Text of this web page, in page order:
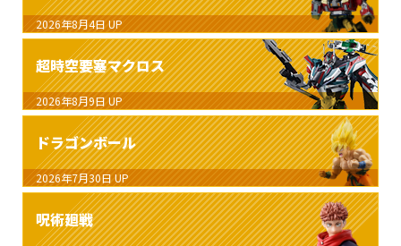
2026年8月4日 UP
超時空要塞マクロス
2026年8月9日 UP
ドラゴンボール
2026年7月30日 UP
呪術廻戦